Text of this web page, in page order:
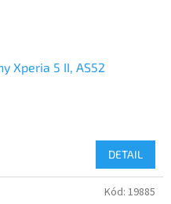
Xperia 5 II, AS52
DETAIL
Kód: 19885